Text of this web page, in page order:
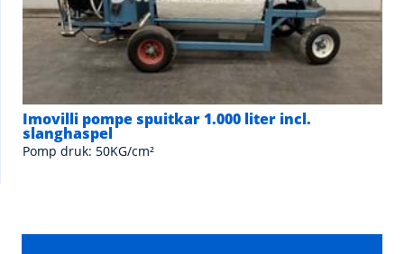
Imovilli pompe spuitkar 1.000 liter incl.
slanghaspel
Pomp druk: 50KG/cm²